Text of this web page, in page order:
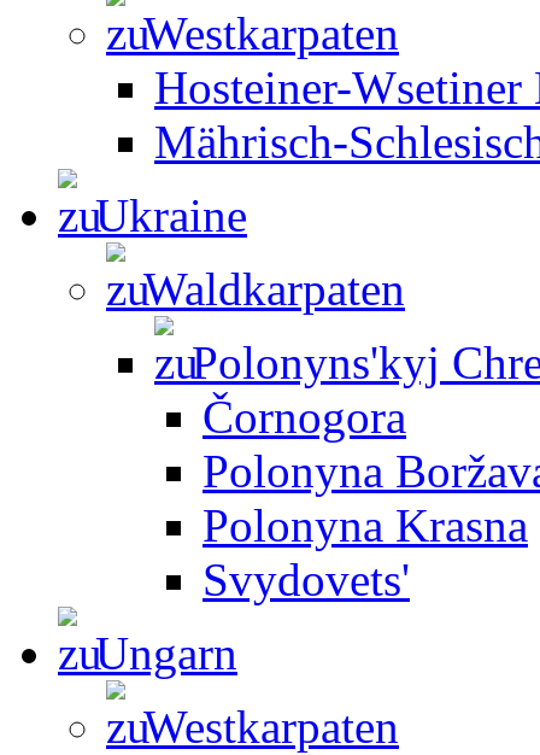
Westkarpaten
Hosteiner-Wsetiner
Mährisch-
Ukraine
Waldkarpaten
Polonyns'kyj
Čornogora
Polonyna
Polonyna Krasna
Svydovets'
Ungarn
Westkarpaten